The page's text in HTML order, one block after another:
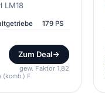
LM18
179 PS
Zum Deal
gew. Faktor 1,82
(komb.) F